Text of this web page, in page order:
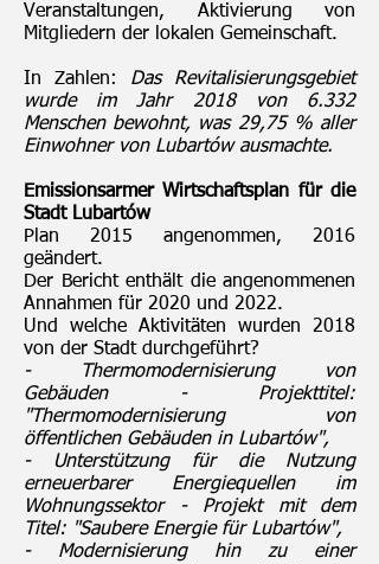
Veranstaltungen, Aktivierung von
Mitgliedern der lokalen Gemeinschaft.
In Zahlen: Das Revitalisierungsgebiet
wurde im Jahr 2018 von 6.332
Menschen bewohnt, was 29,75 % aller
Einwohner von Lubartów ausmachte.
Emissionsarmer Wirtschaftsplan für die
Stadt Lubartów
Plan 2015 angenommen, 2016
geändert.
Der Bericht enthält die angenommenen
Annahmen für 2020 und 2022.
Und welche Aktivitäten wurden 2018
von der Stadt durchgeführt?
- Thermomodernisierung von
Gebäuden - Projekttitel:
"Thermomodernisierung von
öffentlichen Gebäuden in Lubartów",
- Unterstützung für die Nutzung
erneuerbarer Energiequellen im
Wohnungssektor - Projekt mit dem
Titel: "Saubere Energie für Lubartów",
- Modernisierung hin zu einer